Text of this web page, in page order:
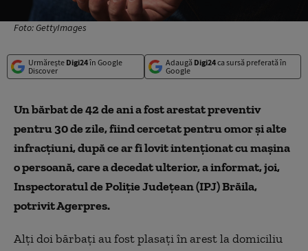
Foto: GettyImages
Urmărește Digi24în Google
Discover
Adaugă Digi24ca sursă preferată în
Google
Un bărbat de 42 de ani a fost arestat preventiv
pentru 30 de zile, fiind cercetat pentru omor şi alte
infracţiuni, după ce ar fi lovit intenţionat cu maşina
o persoană, care a decedat ulterior, a informat, joi,
Inspectoratul de Poliţie Judeţean (IPJ) Brăila,
potrivit Agerpres.
Alţi doi bărbaţi au fost plasaţi în arest la domiciliu